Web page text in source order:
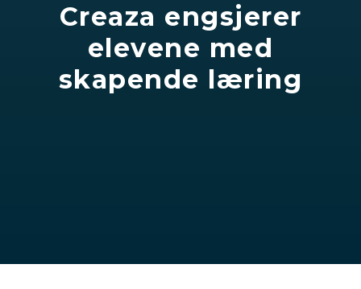
Creaza engsjerer
elevene med
skapende læring